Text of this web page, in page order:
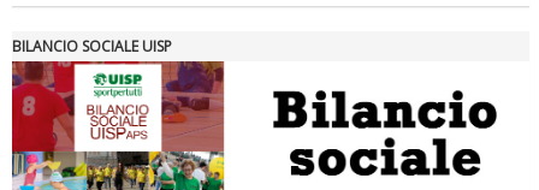
BILANCIO SOCIALE UISP